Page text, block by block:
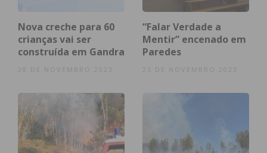
obtenha de forma regular a informação
atualizada.
Eu li e concordo com os
condições
Nova creche para 60
crianças vai ser
construída em Gandra
“Falar Verdade a
Mentir” encenado em
Paredes